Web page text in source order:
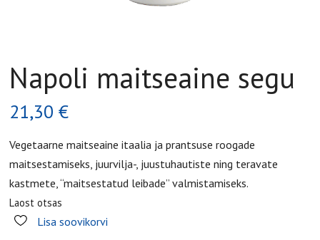
Napoli maitseaine segu
21,30€
Vegetaarne maitseaine itaalia ja prantsuse roogade
maitsestamiseks, juurvilja-, juustuhautiste ning teravate
kastmete, “maitsestatud leibade” valmistamiseks.
Laost otsas
Lisa soovikorvi